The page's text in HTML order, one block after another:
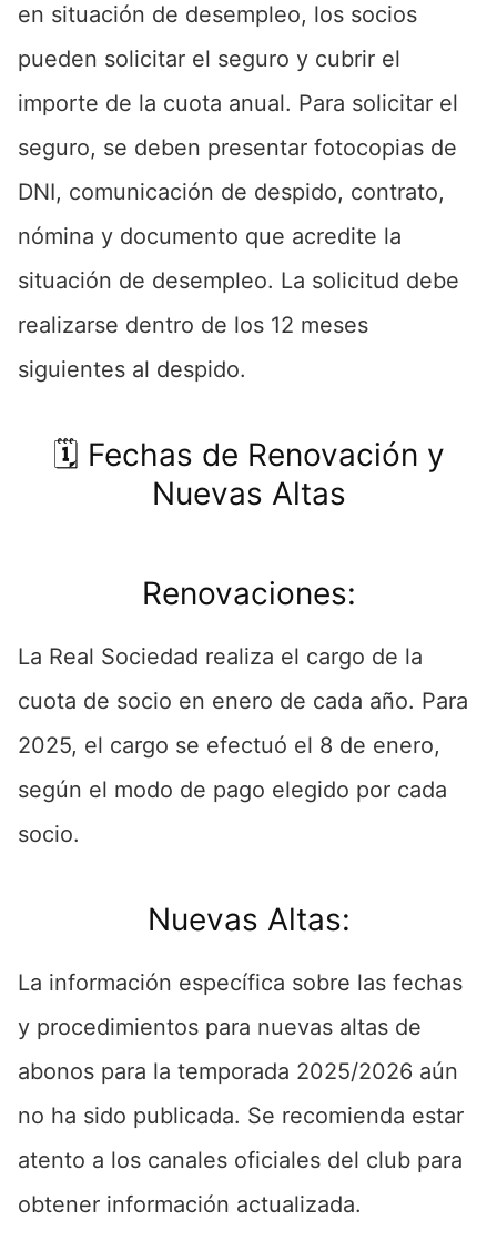
en situación de desempleo, los socios
pueden solicitar el seguro y cubrir el
importe de la cuota anual. Para solicitar el
seguro, se deben presentar fotocopias de
DNI, comunicación de despido, contrato,
nómina y documento que acredite la
situación de desempleo. La solicitud debe
realizarse dentro de los 12 meses
siguientes al despido.
🗓️ Fechas de Renovación y
Nuevas Altas
Renovaciones:
La Real Sociedad realiza el cargo de la
cuota de socio en enero de cada año. Para
2025, el cargo se efectuó el 8 de enero,
según el modo de pago elegido por cada
socio.
Nuevas Altas:
La información específica sobre las fechas
y procedimientos para nuevas altas de
abonos para la temporada 2025/2026 aún
no ha sido publicada. Se recomienda estar
atento a los canales oficiales del club para
obtener información actualizada.